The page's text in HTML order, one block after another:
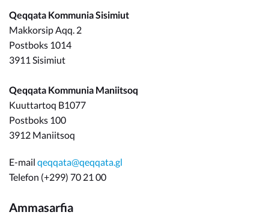
Om_kommunen
Qeqqata Kommunia Sisimiut
Makkorsip Aqq. 2
Postboks 1014
3911 Sisimiut
Qeqqata Kommunia Maniitsoq
Kuuttartoq B1077
Postboks 100
3912 Maniitsoq
E-mail qeqqata@qeqqata.gl
Telefon (+299) 70 21 00
Ammasarfia